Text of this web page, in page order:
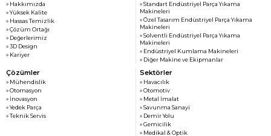
» Hakkımızda
» Yüksek Kalite
» Hassas Temizlik
» Çözüm Ortağı
» Değerlerimiz
» 3D Design
» Kariyer
» Standart Endüstriyel Parça Yıkama
Makineleri
» Özel Tasarım Endüstriyel Parça Yıkama
Makineleri
» Solventli Endüstriyel Parça Yıkama
Makineleri
» Endüstriyel Kumlama Makineleri
» Diğer Makine ve Ekipmanlar
Çözümler
» Mühendislik
» Otomasyon
» İnovasyon
» Yedek Parça
» Teknik Servis
Sektörler
» Havacılık
» Otomotiv
» Metal İmalat
» Savunma Sanayi
» Demir Yolu
» Gemicilik
» Medikal & Optik